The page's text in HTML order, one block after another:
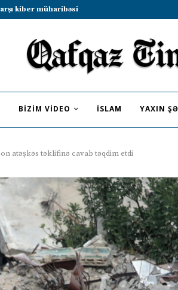
iştirak etməyə dəvət...
BIZIM VIDEO İSLAM YAXIN
atəşkəs təklifinə cavab təqdim etdi